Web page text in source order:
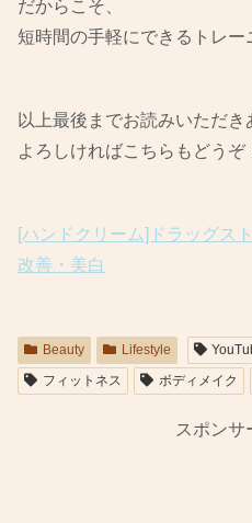
だからこそ、
短時間の手軽にできるトレー
以上最後までお読みいただき
よろしければこちらもどうぞ
[ハンドクリーム]ドラッグス
改善・美白
Beauty Lifestyle
フィットネス
ボディメイク
スポンサ